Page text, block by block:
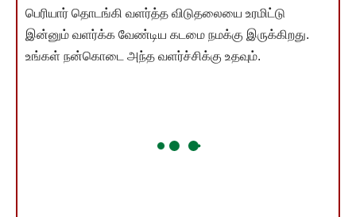
பெரியார் தொடங்கி வளர்த்த விடுதலையை உரமிட்டு
இன்னும் வளர்க்க வேண்டிய கடமை நமக்கு இருக்கிறது.
உங்கள் நன்கொடை அந்த வளர்ச்சிக்கு உதவும்.